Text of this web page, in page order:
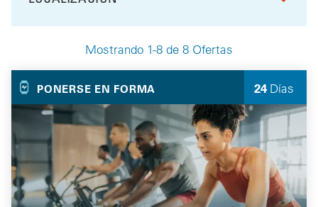
Mostrando 1-8 de 8 Ofertas
FILTRAR POR
Your Selected Deals 24 Días
quedan
PONERSE EN FORMA